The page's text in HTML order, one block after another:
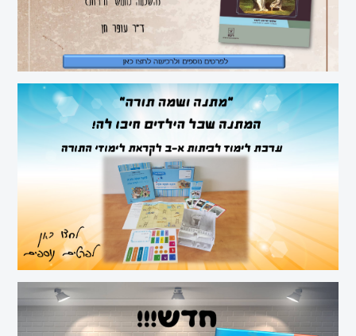
סוציולוגיה
ביולוגיה
כימיה
פיזיקה
אנגלית
עברית
למגזר
הערבי